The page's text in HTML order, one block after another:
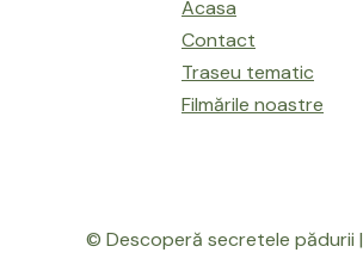
Acasa
Contact
Traseu tematic
Filmările noastre
© Descoperă secretele pădurii |